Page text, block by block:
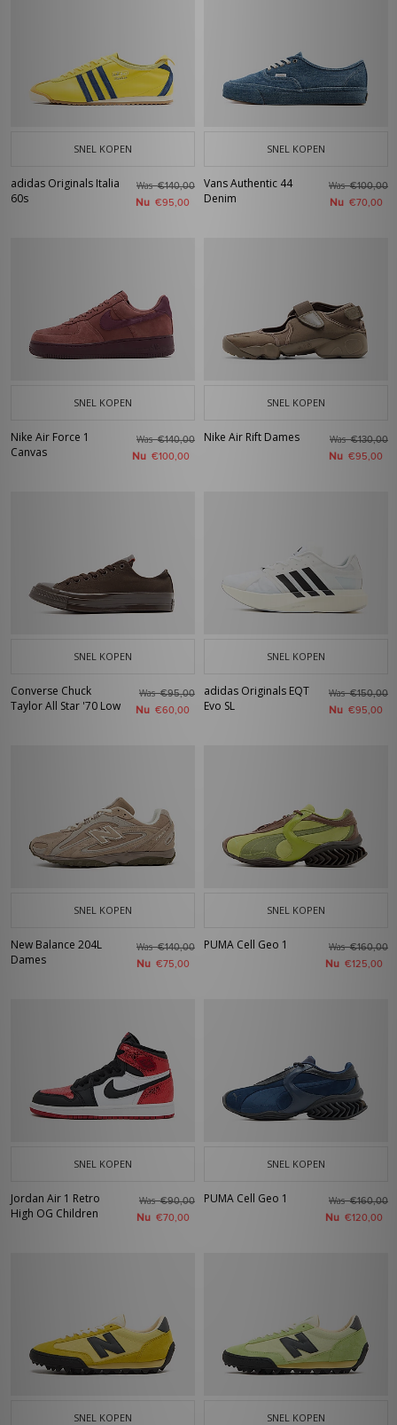
SNEL KOPEN
adidas Originals Italia
60s
Was€140,00
Nu €95,00
SNEL KOPEN
Vans Authentic 44
Denim
Was€100,00
Nu €70,00
SNEL KOPEN
Nike Air Force 1
Canvas
Was€140,00
Nu €100,00
SNEL KOPEN
Nike Air Rift Dames Was€130,00
Nu €95,00
SNEL KOPEN
Converse Chuck
Taylor All Star '70 Low
Was€95,00
Nu €60,00
SNEL KOPEN
adidas Originals EQT
Evo SL
Was€150,00
Nu €95,00
SNEL KOPEN
New Balance 204L
Dames
Was€140,00
Nu €75,00
SNEL KOPEN
PUMA Cell Geo 1 Was€160,00
Nu €125,00
SNEL KOPEN
Jordan Air 1 Retro
High OG Children
Was€90,00
Nu €70,00
SNEL KOPEN
PUMA Cell Geo 1 Was€160,00
Nu €120,00
SNEL KOPEN SNEL KOPEN